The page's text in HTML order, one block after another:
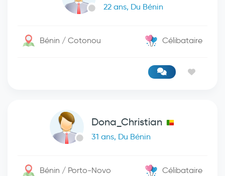
22 ans, Du Bénin
Bénin / Cotonou Célibataire
Dona_Christian
31 ans, Du Bénin
Bénin / Porto-Novo Célibataire